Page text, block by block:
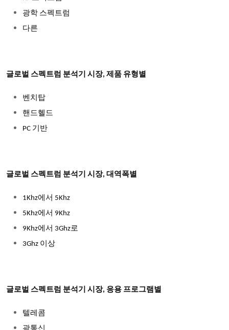
광학 스펙트럼
다른
글로벌 스펙트럼 분석기 시장, 제품 유형별
벤치탑
핸드헬드
PC 기반
글로벌 스펙트럼 분석기 시장, 대역폭별
1Khz에서 5Khz
5Khz에서 9Khz
9Khz에서 3Ghz로
3Ghz 이상
글로벌 스펙트럼 분석기 시장, 응용 프로그램별
텔레콤